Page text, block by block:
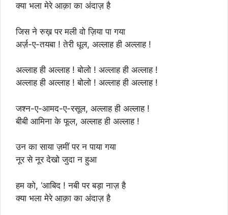
क्या भला मेरे आक़ा का अंदाज़ है
जिस ने रुख़ पर मली वो ज़िया पा गया
अर्ज़-ए-तयबा ! तेरी धूल, अल्लाह ही अल्लाह !
अल्लाह ही अल्लाह ! बोलो ! अल्लाह ही अल्लाह !
अल्लाह ही अल्लाह ! बोलो ! अल्लाह ही अल्लाह !
जश्न-ए-आमद-ए-रसूल, अल्लाह ही अल्लाह !
बीबी आमिना के फूल, अल्लाह ही अल्लाह !
उन का साया ज़मीं पर न पाया गया
नूर से नूर देखो जुदा न हुआ
हम को, ‘आबिद ! नबी पर बड़ा नाज़ है
क्या भला मेरे आक़ा का अंदाज़ है